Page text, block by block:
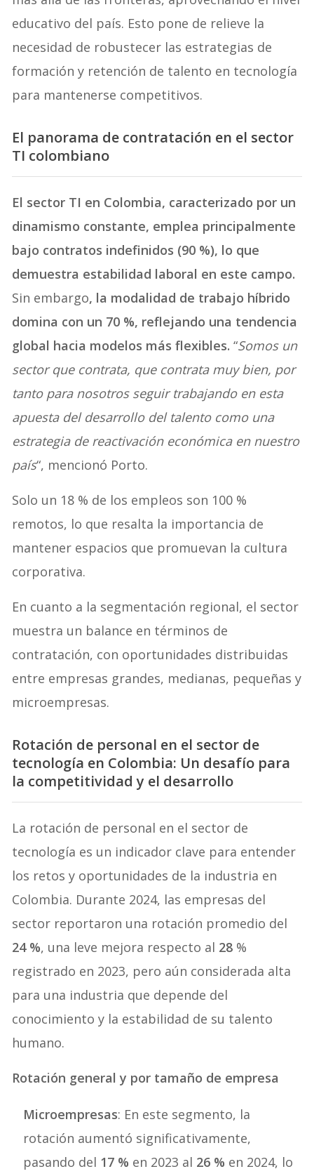
educativo del país. Esto pone de relieve la
necesidad de robustecer las estrategias de
formación y retención de talento en tecnología
para mantenerse competitivos.
El panorama de contratación en el sector
TI colombiano
El sector TI en Colombia, caracterizado por un
dinamismo constante, emplea principalmente
bajo contratos indefinidos (90 %), lo que
demuestra estabilidad laboral en este campo.
Sin embargo, la modalidad de trabajo híbrido
domina con un 70 %, reflejando una tendencia
global hacia modelos más flexibles. “Somos un
sector que contrata, que contrata muy bien, por
tanto para nosotros seguir trabajando en esta
apuesta del desarrollo del talento como una
estrategia de reactivación económica en nuestro
país“, mencionó Porto.
Solo un 18 % de los empleos son 100 %
remotos, lo que resalta la importancia de
mantener espacios que promuevan la cultura
corporativa.
En cuanto a la segmentación regional, el sector
muestra un balance en términos de
contratación, con oportunidades distribuidas
entre empresas grandes, medianas, pequeñas y
microempresas.
Rotación de personal en el sector de
tecnología en Colombia: Un desafío para
la competitividad y el desarrollo
La rotación de personal en el sector de
tecnología es un indicador clave para entender
los retos y oportunidades de la industria en
Colombia. Durante 2024, las empresas del
sector reportaron una rotación promedio del
24 %, una leve mejora respecto al 28 %
registrado en 2023, pero aún considerada alta
para una industria que depende del
conocimiento y la estabilidad de su talento
humano.
Rotación general y por tamaño de empresa
Microempresas: En este segmento, la
rotación aumentó significativamente,
pasando del 17 % en 2023 al 26 % en 2024, lo